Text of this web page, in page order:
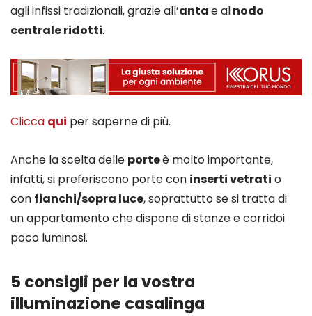
agli infissi tradizionali, grazie all’antae alnodo
centrale ridotti.
Clicca qui per saperne di più.
Anche la scelta delle porteè molto importante,
infatti, si preferiscono porte con inserti vetrati o
con fianchi/sopra luce, soprattutto se si tratta di
un appartamento che dispone di stanze e corridoi
poco luminosi.
5 consigli per la vostra
illuminazione casalinga